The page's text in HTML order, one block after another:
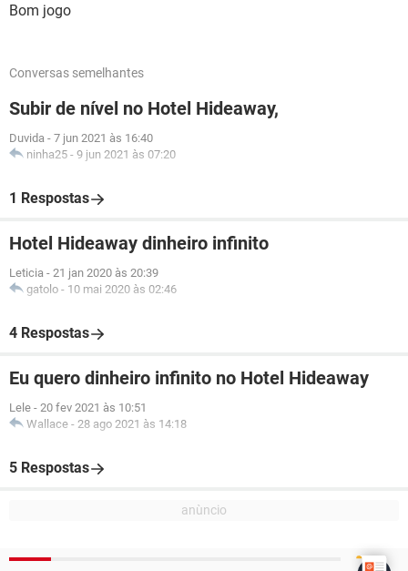
Bom jogo
Conversas semelhantes
Subir de nível no Hotel Hideaway,
Duvida - 7 jun 2021 às 16:40
ninha25 - 9 jun 2021 às 07:20
1 Respostas
Hotel Hideaway dinheiro infinito
Leticia - 21 jan 2020 às 20:39
gatolo - 10 mai 2020 às 02:46
4 Respostas
Eu quero dinheiro infinito no Hotel Hideaway
Lele - 20 fev 2021 às 10:51
Wallace - 28 ago 2021 às 14:18
5 Respostas